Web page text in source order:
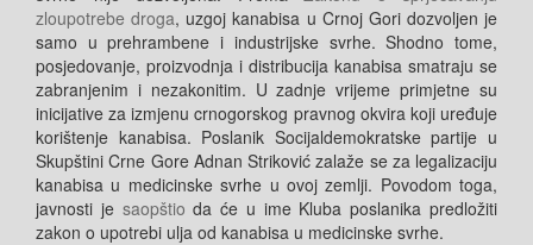
zloupotrebe droga, uzgoj kanabisa u Crnoj Gori dozvoljen je
samo u prehrambene i industrijske svrhe. Shodno tome,
posjedovanje, proizvodnja i distribucija kanabisa smatraju se
zabranjenim i nezakonitim. U zadnje vrijeme primjetne su
inicijative za izmjenu crnogorskog pravnog okvira koji uređuje
korištenje kanabisa. Poslanik Socijaldemokratske partije u
Skupštini Crne Gore Adnan Striković zalaže se za legalizaciju
kanabisa u medicinske svrhe u ovoj zemlji. Povodom toga,
javnosti je saopštio da će u ime Kluba poslanika predložiti
zakon o upotrebi ulja od kanabisa u medicinske svrhe.